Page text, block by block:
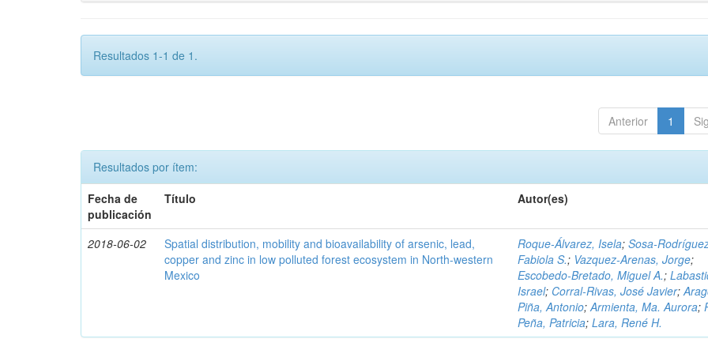
Resultados 1-1 de 1.
Anterior 1
Resultados por ítem:
Fecha de
publicación
Título Autor(es)
2018-06-02
Spatial distribution, mobility and bioavailability of arsenic, lead,
copper and zinc in low polluted forest ecosystem in North-western
Mexico
Roque-Álvarez, Isela;Sosa-
Fabiola S.; Vazquez-Arenas, Jorge;
Escobedo-Bretado, Miguel A.;
Israel; Corral-Rivas, José Javier;
Piña, Antonio;Armienta, Ma. Aurora;
Peña, Patricia;Lara, René H.